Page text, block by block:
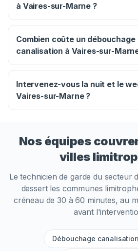
à Vaires-sur-Marne ?
Combien coûte un débouchage
canalisation à Vaires-sur-
Intervenez-vous la nuit et le
Vaires-sur-Marne ?
Nos équipes
villes
Le technicien de garde du secteur
dessert les communes
créneau de 30 à 60 minutes, au
avant
Débouchage